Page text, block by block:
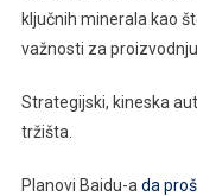
ključnih minerala kao
važnosti za
Strategijski, kineska
tržišta.
Planovi Baidu-a da